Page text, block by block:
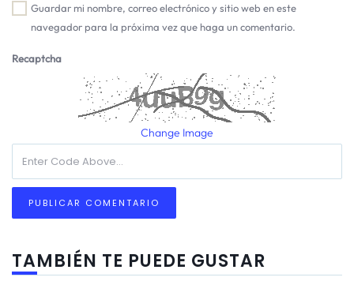
Guardar mi nombre, correo electrónico y sitio web en este
navegador para la próxima vez que haga un comentario.
Recaptcha
Change Image
TAMBIÉN TE PUEDE GUSTAR